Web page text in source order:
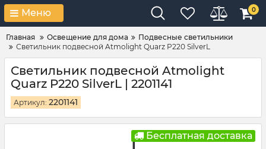
Меню 0
Главная Освещение для дома
Подвесные светильники
Светильник подвесной Atmolight Quarz P220 SilverL
Светильник подвесной Atmolight
Quarz P220 SilverL | 2201141
Артикул: 2201141
Бесплатная доставка